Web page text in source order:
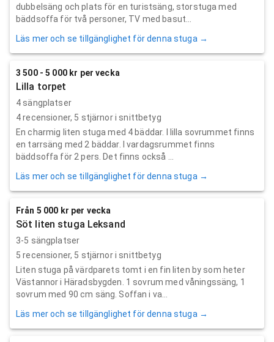
dubbelsäng och plats för en turistsäng, storstuga med
bäddsoffa för två personer, TV med basut...
Läs mer och se tillgänglighet för denna stuga →
3 500 - 5 000 kr per vecka
Lilla torpet
4 sängplatser
4recensioner, 5 stjärnor i snittbetyg
En charmig liten stuga med 4 bäddar. I lilla sovrummet finns
en tarrsäng med 2 bäddar. I vardagsrummet finns
bäddsoffa för 2 pers. Det finns också ...
Läs mer och se tillgänglighet för denna stuga →
Från 5 000 kr per vecka
Söt liten stuga Leksand
3-5 sängplatser
5 recensioner, 5 stjärnor i snittbetyg
Liten stuga på värdparets tomt i en fin liten by som heter
Västannor i Häradsbygden. 1 sovrum med våningssäng, 1
sovrum med 90 cm säng. Soffan i va...
Läs mer och se tillgänglighet för denna stuga →